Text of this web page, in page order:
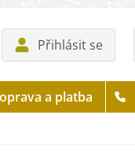
Přihlásit se
a platba